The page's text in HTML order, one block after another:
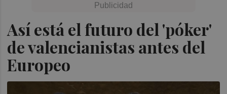
Así está el futuro del 'póker'
de valencianistas antes del
Europeo